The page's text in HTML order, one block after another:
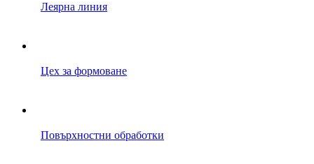
Леярна линия
Цех за формоване
Повърхностни обработки